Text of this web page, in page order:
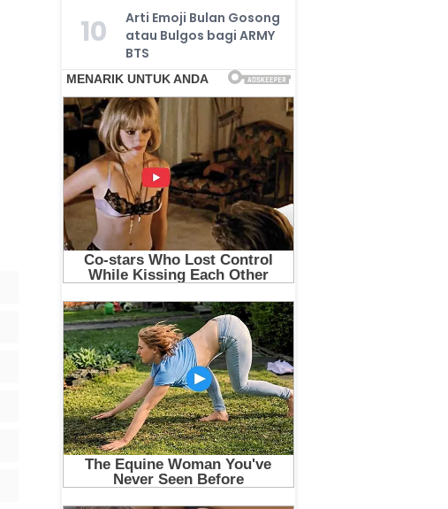
10
Arti Emoji Bulan Gosong
atau Bulgos bagi ARMY
BTS